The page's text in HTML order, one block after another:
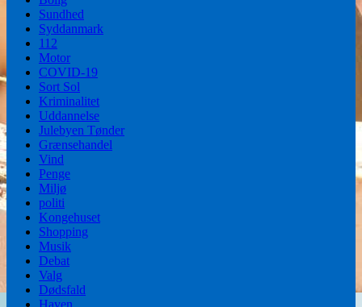
Sundhed
Syddanmark
112
Motor
COVID-19
Sort Sol
Kriminalitet
Uddannelse
Julebyen Tønder
Grænsehandel
Vind
Penge
Miljø
politi
Kongehuset
Shopping
Musik
Debat
Valg
Dødsfald
Haven